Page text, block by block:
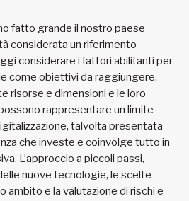
fatto grande il nostro paese
considerata un riferimento
considerare i fattori abilitanti per
come obiettivi da raggiungere.
risorse e dimensioni e le loro
rappresentare un limite
talvolta presentata
che investe e coinvolge tutto in
L’approccio a piccoli passi,
nuove tecnologie, le scelte
ambito e la valutazione di rischi e